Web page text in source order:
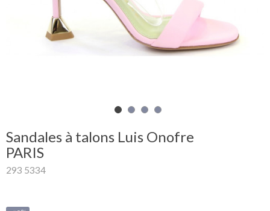
Glispe
Femme
Sandales à talons Luis Onofre
PARIS
293 5334